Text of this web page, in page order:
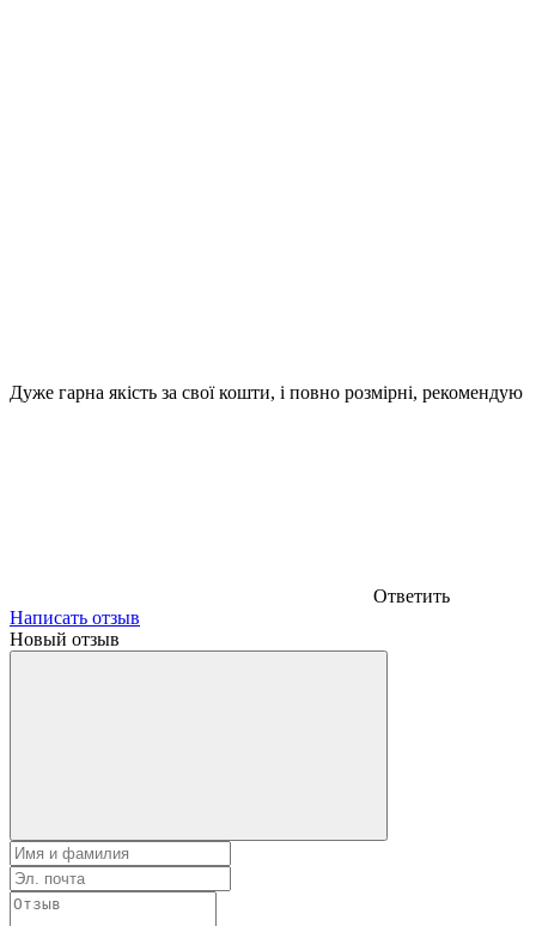
Дуже гарна якість за свої кошти, і повно розмірні, рекомендую
Ответить
Написать отзыв
Новый отзыв